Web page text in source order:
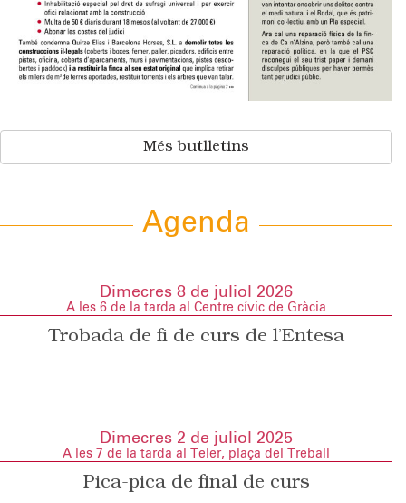
Més butlletins
Agenda
Dimecres 8 de juliol 2026
A les 6 de la tarda al Centre cívic de Gràcia
Trobada de fi de curs de l’Entesa
Dimecres 2 de juliol 2025
A les 7 de la tarda al Teler, plaça del Treball
Pica-pica de final de curs